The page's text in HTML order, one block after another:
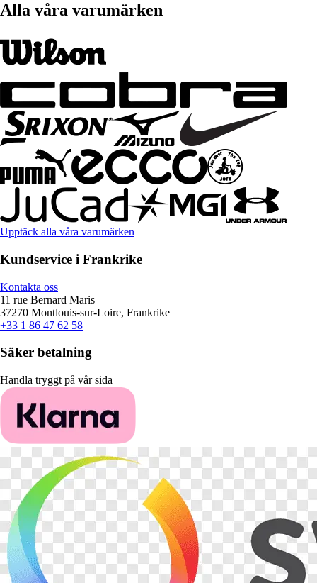
Alla våra varumärken
Upptäck alla våra varumärken
Kundservice i Frankrike
Kontakta oss
11 rue Bernard Maris
37270 Montlouis-sur-Loire, Frankrike
+33 1 86 47 62 58
Säker betalning
Handla tryggt på vår sida